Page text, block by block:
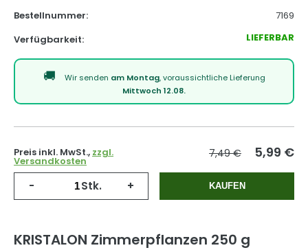
Bestellnummer:
7169
Verfügbarkeit:
LIEFERBAR
Wir senden am Montag, voraussichtliche Lieferung
Mittwoch 12.08.
Preis inkl. MwSt., zzgl.
Versandkosten
7,49 € 5,99 €
- Stk. + KAUFEN
KRISTALON Zimmerpflanzen 250 g